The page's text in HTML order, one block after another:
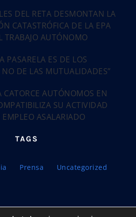
DEL RETA DESMONTAN LA
CATASTRÓFICA DE LA EPA
TRABAJO AUTÓNOMO
PASARELA ES DE LOS
DE LAS MUTUALIDADES”
AUTÓNOMOS EN
SU ACTIVIDAD
ASALARIADO
TAGS
Prensa Uncategorized